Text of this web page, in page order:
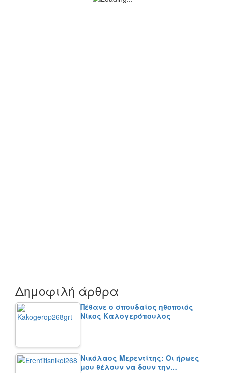
Δημοφιλή άρθρα
Πέθανε ο σπουδαίος ηθοποιός
Νίκος Καλογερόπουλος
Νικόλαος Μερεντίτης: Οι ήρωες
μου θέλουν να δουν την…